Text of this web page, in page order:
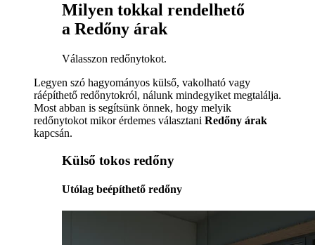
Milyen tokkal rendelhető
a Redőny árak
Válasszon redőnytokot.
Legyen szó hagyományos külső, vakolható vagy
ráépíthető redőnytokról, nálunk mindegyiket megtalálja.
Most abban is segítsünk önnek, hogy melyik
redőnytokot mikor érdemes választani Redőny árak
kapcsán.
Külső tokos redőny
Utólag beépíthető redőny